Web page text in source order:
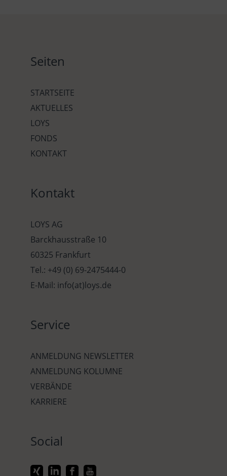
Seiten
STARTSEITE
AKTUELLES
LOYS
FONDS
KONTAKT
Kontakt
LOYS AG
Barckhausstraße 10
60325 Frankfurt
Tel.: +49 (0) 69-2475444-0
E-Mail: info(at)loys.de
Service
ANMELDUNG NEWSLETTER
ANMELDUNG KOLUMNE
VERBÄNDE
KARRIERE
Social